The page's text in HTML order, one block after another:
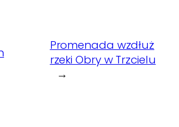
Promenada wzdłuż
rzeki Obry w Trzcielu
→